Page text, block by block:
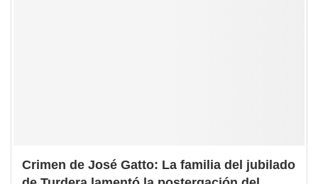
Crimen de José Gatto: La familia del jubilado